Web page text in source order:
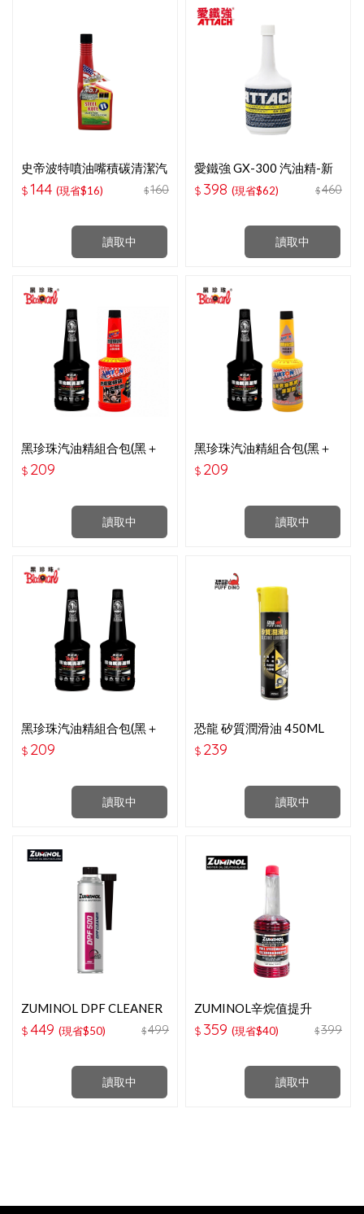
讀取中
史帝波特噴油嘴積碳清潔汽
油精 A010540
$144 (現省$16) $160
讀取中
愛鐵強 GX-300 汽油精-新
包裝
$ 398 (現省$62) $460
讀取中
黑珍珠汽油精組合包(黑＋
橘)
$ 209
讀取中
黑珍珠汽油精組合包(黑＋
黃)
$ 209
讀取中
黑珍珠汽油精組合包(黑＋
黑)
$ 209
讀取中
恐龍 矽質潤滑油 450ML
$ 239
讀取中
ZUMINOL DPF CLEANER
柴油高濃縮清潔劑-300ML
$449 (現省$50) $499
讀取中
ZUMINOL辛烷值提升
劑-500ML
$ 359 (現省$40) $399